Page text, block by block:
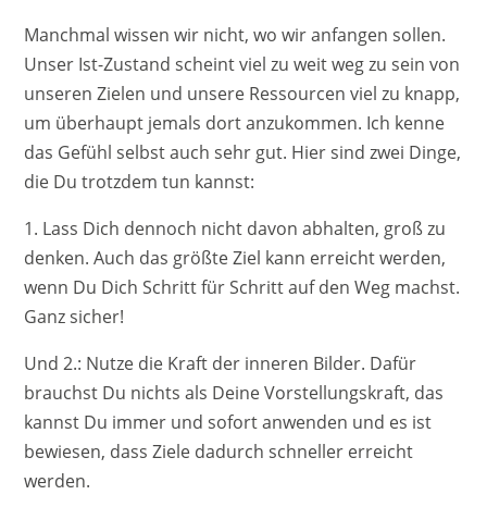
Manchmal wissen wir nicht, wo wir anfangen sollen.
Unser Ist-Zustand scheint viel zu weit weg zu sein von
unseren Zielen und unsere Ressourcen viel zu knapp,
um überhaupt jemals dort anzukommen. Ich kenne
das Gefühl selbst auch sehr gut. Hier sind zwei Dinge,
die Du trotzdem tun kannst:
1. Lass Dich dennoch nicht davon abhalten, groß zu
denken. Auch das größte Ziel kann erreicht werden,
wenn Du Dich Schritt für Schritt auf den Weg machst.
Ganz sicher!
Und 2.: Nutze die Kraft der inneren Bilder. Dafür
brauchst Du nichts als Deine Vorstellungskraft, das
kannst Du immer und sofort anwenden und es ist
bewiesen, dass Ziele dadurch schneller erreicht
werden.